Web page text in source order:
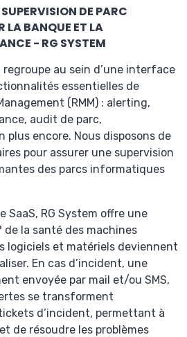
DE PARC
LA BANQUE ET LA
- RG SYSTEM
regroupe au sein d’une interface
essentielles de
(RMM) : alerting,
audit de parc,
plus encore. Nous disposons de
pour assurer une supervision
des parcs informatiques
SaaS, RG System offre une
de la santé des machines
logiciels et matériels deviennent
En cas d’incident, une
envoyée par mail et/ou SMS,
se transforment
d’incident, permettant à
de résoudre les problèmes